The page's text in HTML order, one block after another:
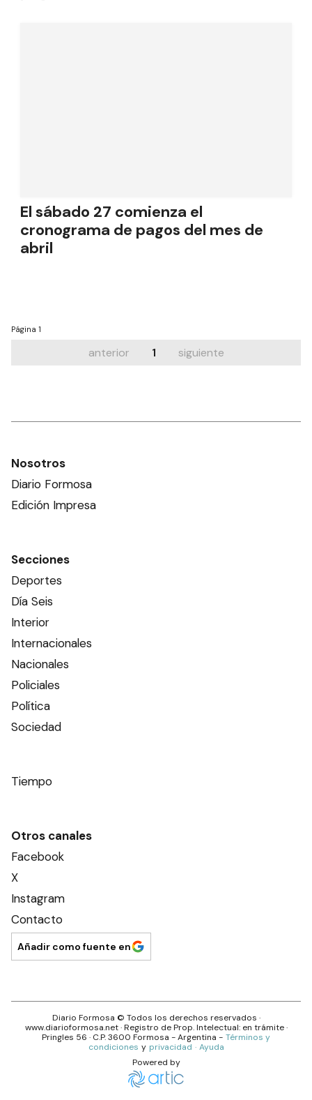
El sábado 27 comienza el
cronograma de pagos del mes de
abril
Página 1
anterior 1 siguiente
Nosotros
Diario Formosa
Edición Impresa
Secciones
Deportes
Día Seis
Interior
Internacionales
Nacionales
Policiales
Política
Sociedad
Tiempo
Otros canales
Facebook
X
Instagram
Contacto
Añadir como fuente en
Diario Formosa © Todos los derechos reservados ·
www.diarioformosa.net · Registro de Prop. Intelectual: en trámite ·
Pringles 56 · C.P.3600 Formosa - Argentina - Términos y
condiciones y privacidad · Ayuda
Powered by